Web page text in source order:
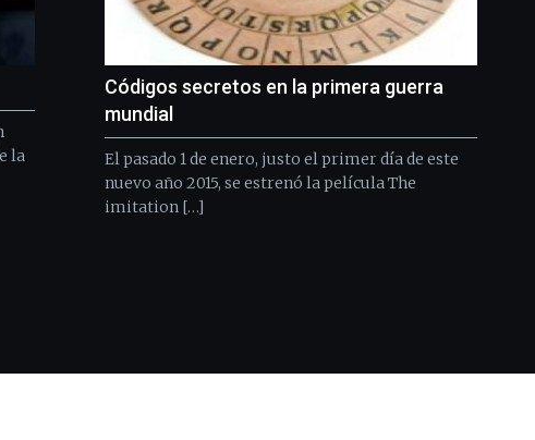
la
Códigos secretos en la primera guerra
mundial
El pasado 1 de enero, justo el primer día de este
nuevo año 2015, se estrenó la película The
imitation […]